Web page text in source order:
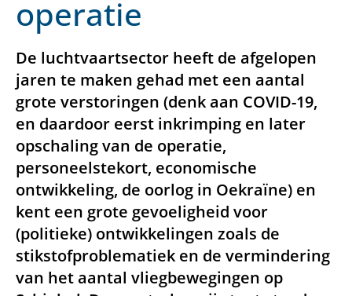
operatie
De luchtvaartsector heeft de afgelopen
jaren te maken gehad met een aantal
grote verstoringen (denk aan COVID-19,
en daardoor eerst inkrimping en later
opschaling van de operatie,
personeelstekort, economische
ontwikkeling, de oorlog in Oekraïne) en
kent een grote gevoeligheid voor
(politieke) ontwikkelingen zoals de
stikstofproblematiek en de vermindering
van het aantal vliegbewegingen op